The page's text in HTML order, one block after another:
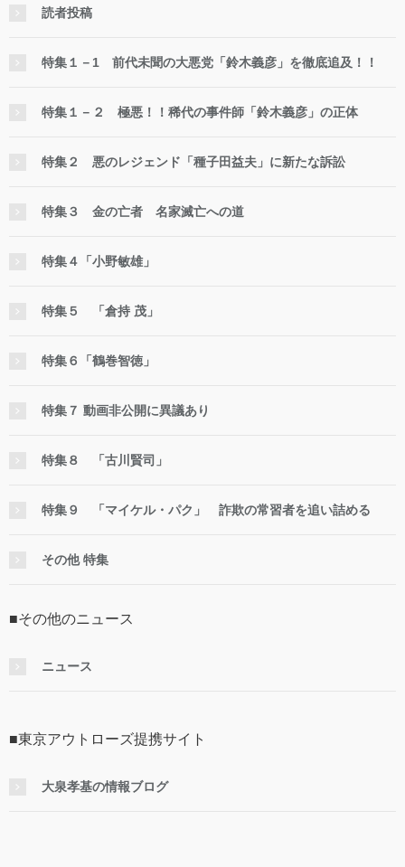
読者投稿
特集１－1 前代未聞の大悪党「鈴木義彦」を徹底追及！！
特集１－２ 極悪！！稀代の事件師「鈴木義彦」の正体
特集２ 悪のレジェンド「種子田益夫」に新たな訴訟
特集３ 金の亡者 名家滅亡への道
特集４「小野敏雄」
特集５ 「倉持 茂」
特集６「鶴巻智徳」
特集７ 動画非公開に異議あり
特集８ 「古川賢司」
特集９ 「マイケル・パク」 詐欺の常習者を追い詰める
その他 特集
■その他のニュース
ニュース
■東京アウトローズ提携サイト
大泉孝基の情報ブログ